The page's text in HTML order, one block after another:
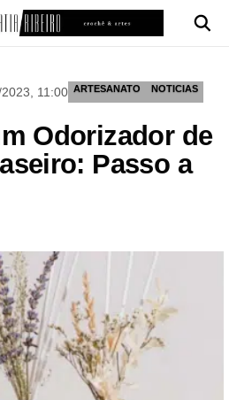
11:00 ARTESANATO NOTICIAS
Odorizador de
Passo a